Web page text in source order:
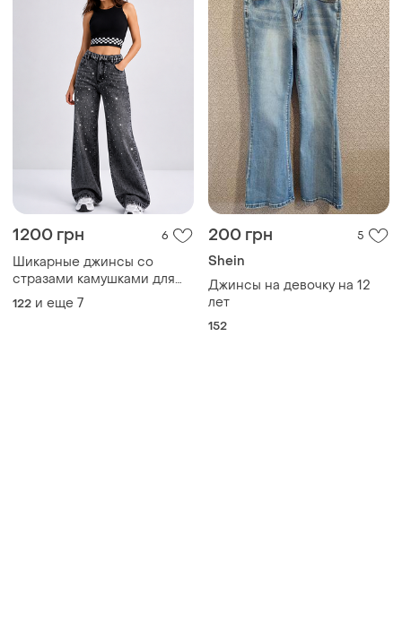
1200 грн 6
Шикарные джинсы со
стразами камушками для
девочки палаццо широкие
122 и еще 7
200 грн 5
Shein
Джинсы на девочку на 12
лет
152